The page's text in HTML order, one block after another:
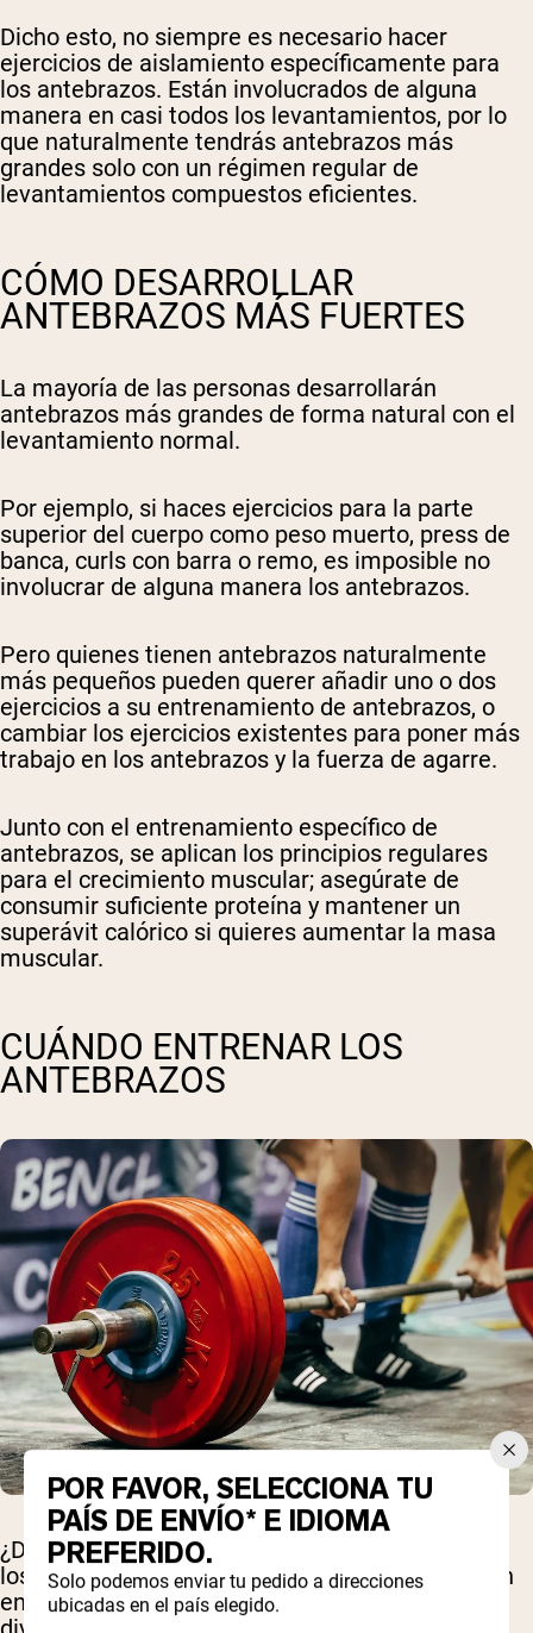
Dicho esto, no siempre es necesario hacer
ejercicios de aislamiento específicamente para
los antebrazos. Están involucrados de alguna
manera en casi todos los levantamientos, por lo
que naturalmente tendrás antebrazos más
grandes solo con un régimen regular de
levantamientos compuestos eficientes.
CÓMO DESARROLLAR
ANTEBRAZOS MÁS FUERTES
La mayoría de las personas desarrollarán
antebrazos más grandes de forma natural con el
levantamiento normal.
Por ejemplo, si haces ejercicios para la parte
superior del cuerpo como peso muerto, press de
banca, curls con barra o remo, es imposible no
involucrar de alguna manera los antebrazos.
Pero quienes tienen antebrazos naturalmente
más pequeños pueden querer añadir uno o dos
ejercicios a su entrenamiento de antebrazos, o
cambiar los ejercicios existentes para poner más
trabajo en los antebrazos y la fuerza de agarre.
Junto con el entrenamiento específico de
antebrazos, se aplican los principios regulares
para el crecimiento muscular; asegúrate de
consumir suficiente proteína y mantener un
superávit calórico si quieres aumentar la masa
muscular.
CUÁNDO ENTRENAR LOS
ANTEBRAZOS
¿Deberías tener un día específico para entrenar
los antebrazos? Si no, ¿dónde debería encajar un
entrenamiento de antebrazos dentro de tus
POR FAVOR, SELECCIONA TU
PAÍS DE ENVÍO* E IDIOMA
PREFERIDO.
Solo podemos enviar tu pedido a direcciones
ubicadas en el país elegido.